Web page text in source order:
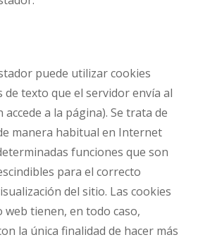
puede utilizar cookies
de texto que el servidor envía al
a la página). Se trata de
manera habitual en Internet
funciones que son
para el correcto
del sitio. Las cookies
web tienen, en todo caso,
la única finalidad de hacer más